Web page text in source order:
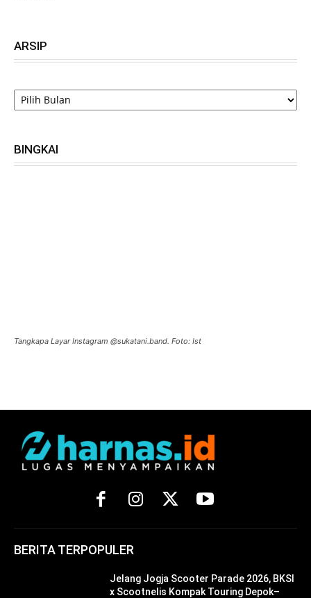
ARSIP
ARSIP
BINGKAI
Tangkapa Layar Instagram @sukatani.band. Foto: Ist
BERITA TERPOPULER
Jelang Jogja Scooter Parade 2026, BKSI
x Scootnelis Kompak Touring Depok–